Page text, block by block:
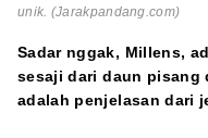
unik. (Jarakpandang.com)
Sadar nggak, Millens,
sesaji dari daun pisang
adalah penjelasan dari